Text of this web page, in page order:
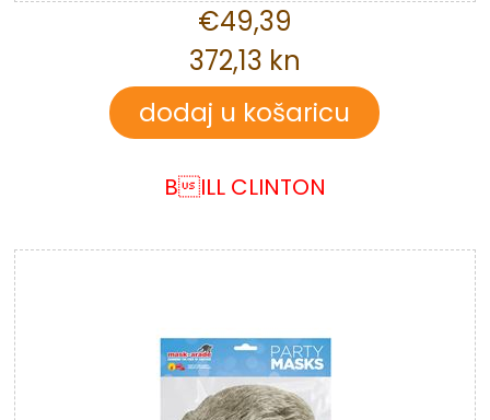
€49,39
372,13 kn
BILL CLINTON